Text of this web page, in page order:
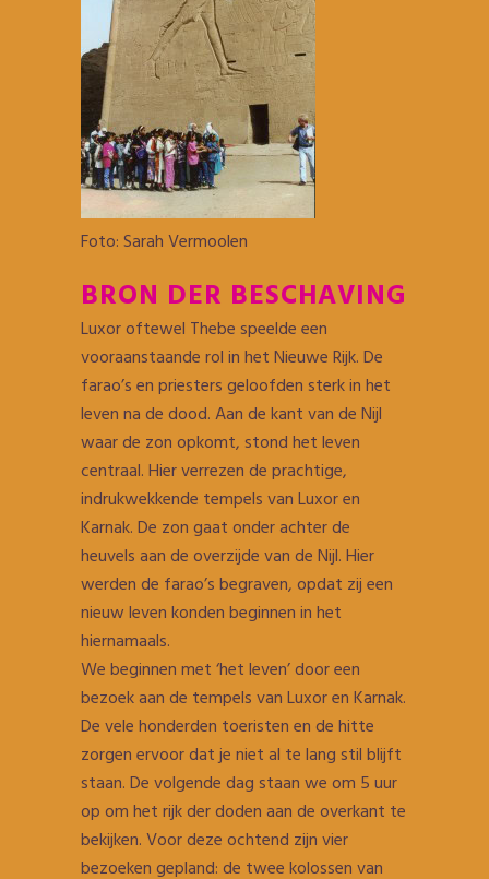
Foto: Sarah Vermoolen
BRON DER BESCHAVING
Luxor oftewel Thebe speelde een
vooraanstaande rol in het Nieuwe Rijk. De
farao’s en priesters geloofden sterk in het
leven na de dood. Aan de kant van de Nijl
waar de zon opkomt, stond het leven
centraal. Hier verrezen de prachtige,
indrukwekkende tempels van Luxor en
Karnak. De zon gaat onder achter de
heuvels aan de overzijde van de Nijl. Hier
werden de farao’s begraven, opdat zij een
nieuw leven konden beginnen in het
hiernamaals.
We beginnen met ‘het leven’ door een
bezoek aan de tempels van Luxor en Karnak.
De vele honderden toeristen en de hitte
zorgen ervoor dat je niet al te lang stil blijft
staan. De volgende dag staan we om 5 uur
op om het rijk der doden aan de overkant te
bekijken. Voor deze ochtend zijn vier
bezoeken gepland: de twee kolossen van